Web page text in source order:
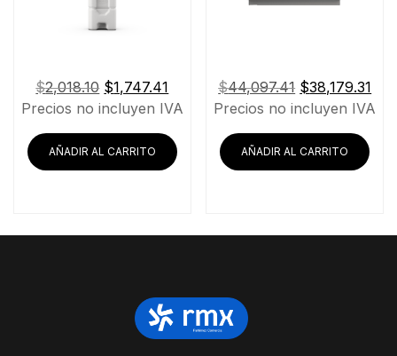
$2,018.10 El
precio
original
era:
$2,018.10.
$1,747.41
precio
es:
$1,747.41.
Precios no incluyen IVA
AÑADIR AL CARRITO
$44,097.41 El
precio
original
era:
$44,097.41.
$38,179.31
Precios no incluyen IVA
AÑADIR AL CARRITO